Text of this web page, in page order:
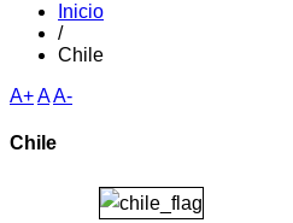
Inicio
/
Chile
A+AA-
Chile